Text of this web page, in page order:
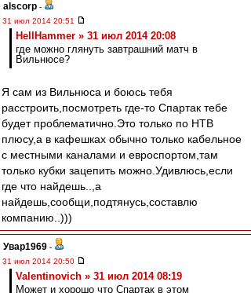
alscorp -
31 июл 2014 20:51
HellHammer » 31 июл 2014 20:08
где можно глянуть завтрашний матч в
Вильнюсе?
Я сам из Вильнюса и боюсь тебя
расстроить,посмотреть где-то Спартак тебе
будет проблематично.Это только по НТВ
плюсу,а в кафешках обычно только кабельное
с местными каналами и евроспортом,там
только кубки зацепить можно.Удивлюсь,если
где что найдешь..,а
найдешь,сообщи,подтянусь,составлю
компанию..)))
Увар1969 -
31 июл 2014 20:50
Valentinovich » 31 июл 2014 08:19
Может и хорошо что Спартак в этом